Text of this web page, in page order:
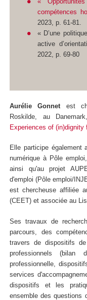
compétences
2023, p. 61-81.
« D’une
active
2022, p. 69-80
Aurélie Gonnet est
Roskilde, au
Experiences of (in)dignity
Elle participe également
numérique à Pôle
ainsi qu'au projet
d'emploi (Pôle emploi/
est chercheuse affiliée
(CEET) et associée au
Ses travaux de
parcours, des
travers de dispositifs de
professionnels (bilan
professionnelle,
services
dispositifs et les
ensemble des questions